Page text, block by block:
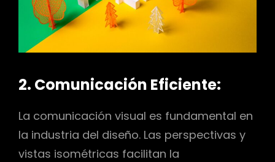
2. Comunicación Eficiente:
La comunicación visual es fundamental en
la industria del diseño. Las perspectivas y
vistas isométricas facilitan la